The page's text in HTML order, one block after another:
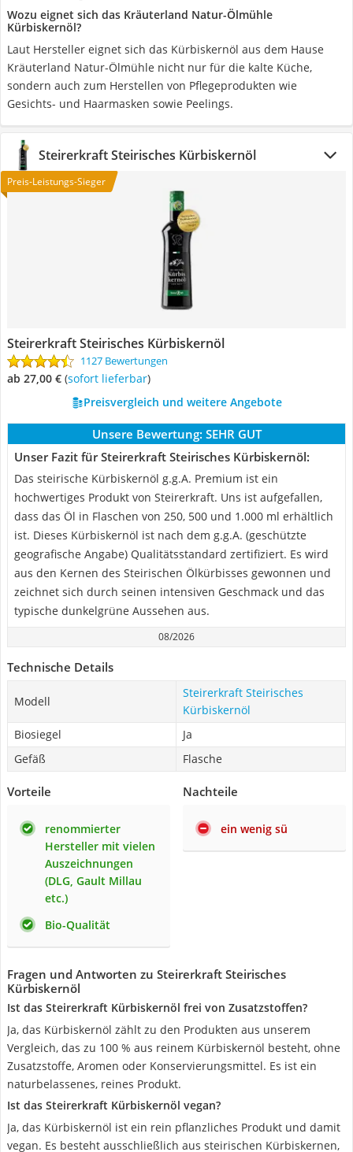
Wozu eignet sich das Kräuterland Natur-Ölmühle
Kürbiskernöl?
Laut Hersteller eignet sich das Kürbiskernöl aus dem Hause
Kräuterland Natur-Ölmühle nicht nur für die kalte Küche,
sondern auch zum Herstellen von Pflegeprodukten wie
Gesichts- und Haarmasken sowie Peelings.
Steirerkraft Steirisches Kürbiskernöl
Preis-Leistungs-Sieger
Steirerkraft Steirisches Kürbiskernöl
1127 Bewertungen
ab 27,00 € ( Sofort lieferbar)
Preisvergleich und weitere Angebote
Unsere Bewertung: SEHR GUT
Unser Fazit für Steirerkraft Steirisches Kürbiskernöl:
Das steirische Kürbiskernöl g.g.A. Premium ist ein
hochwertiges Produkt von Steirerkraft. Uns ist aufgefallen,
dass das Öl in Flaschen von 250, 500 und 1.000 ml erhältlich
ist. Dieses Kürbiskernöl ist nach dem g.g.A. (geschützte
geografische Angabe) Qualitätsstandard zertifiziert. Es wird
aus den Kernen des Steirischen Ölkürbisses gewonnen und
zeichnet sich durch seinen intensiven Geschmack und das
typische dunkelgrüne Aussehen aus.
08/2026
Technische Details
Modell
Steirerkraft Steirisches
Kürbiskernöl
Biosiegel
Ja
Gefäß
Flasche
Vorteile
renommierter
Hersteller mit vielen
Auszeichnungen
(DLG, Gault Millau
etc.)
Bio-Qualität
Nachteile
ein wenig sü
Fragen und Antworten zu Steirerkraft Steirisches
Kürbiskernöl
Ist das Steirerkraft Kürbiskernöl frei von Zusatzstoffen?
Ja, das Kürbiskernöl zählt zu den Produkten aus unserem
Vergleich, das zu 100 % aus reinem Kürbiskernöl besteht, ohne
Zusatzstoffe, Aromen oder Konservierungsmittel. Es ist ein
naturbelassenes, reines Produkt.
Ist das Steirerkraft Kürbiskernöl vegan?
Ja, das Kürbiskernöl ist ein rein pflanzliches Produkt und damit
vegan. Es besteht ausschließlich aus steirischen Kürbiskernen,